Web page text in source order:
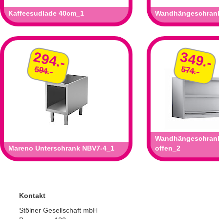
Kaffeesudlade 40cm_1
294.-
594.-
Mareno Unterschrank NBV7-4_1
349.-
574.-
offen_2
Kontakt
Stölner Gesellschaft mbH